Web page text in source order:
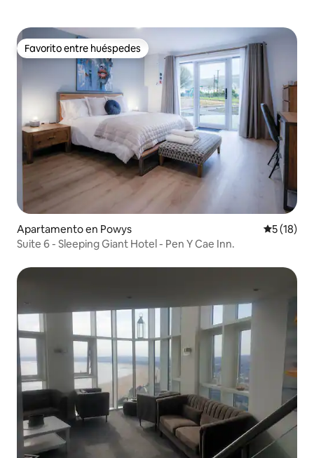
Favorito entre huéspedes
Favorito entre huéspedes
Apartamento en Powys
5 (18)
Suite 6 - Sleeping Giant Hotel - Pen Y Cae Inn.